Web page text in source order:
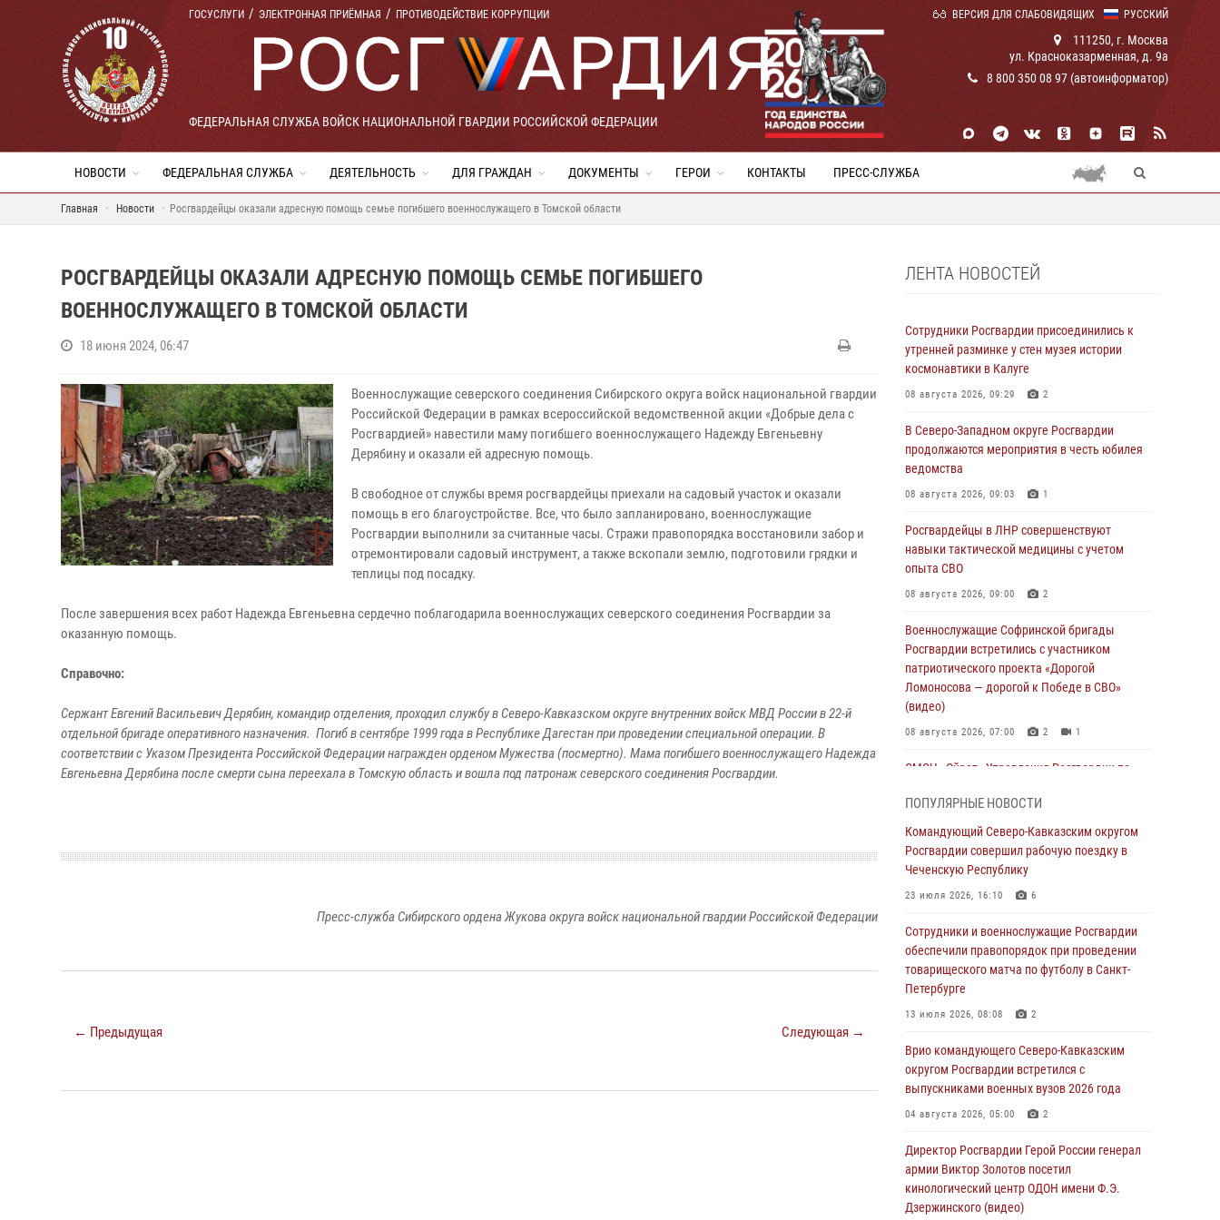
РУССКИЙ
ГОСУСЛУГИ ЭЛЕКТРОННАЯ ПРИЁМНАЯ ПРОТИВОДЕЙСТВИЕ КОРРУПЦИИ ВЕРСИЯ ДЛЯ СЛАБОВИДЯЩИХ
ФЕДЕРАЛЬНАЯ СЛУЖБА ВОЙСК НАЦИОНАЛЬНОЙ ГВАРДИИ РОССИЙСКОЙ ФЕДЕРАЦИИ
111250, г. Москва
ул. Красноказарменная, д. 9а
8 800 350 08 97 (автоинформатор)
НОВОСТИ ФЕДЕРАЛЬНАЯ СЛУЖБА ДЕЯТЕЛЬНОСТЬ ДЛЯ ГРАЖДАН ДОКУМЕНТЫ ГЕРОИ КОНТАКТЫ ПРЕСС-СЛУЖБА
Главная Новости Росгвардейцы оказали адресную помощь семье погибшего военнослужащего в Томской области
РОСГВАРДЕЙЦЫ ОКАЗАЛИ АДРЕСНУЮ ПОМОЩЬ СЕМЬЕ ПОГИБШЕГО
ВОЕННОСЛУЖАЩЕГО В ТОМСКОЙ ОБЛАСТИ
18 июня 2024, 06:47
Военнослужащие северского соединения Сибирского округа войск национальной гвардии
Российской Федерации в рамках всероссийской ведомственной акции «Добрые дела с
Росгвардией» навестили маму погибшего военнослужащего Надежду Евгеньевну
Дерябину и оказали ей адресную помощь.
В свободное от службы время росгвардейцы приехали на садовый участок и оказали
помощь в его благоустройстве. Все, что было запланировано, военнослужащие
Росгвардии выполнили за считанные часы. Стражи правопорядка восстановили забор и
отремонтировали садовый инструмент, а также вскопали землю, подготовили грядки и
теплицы под посадку.
После завершения всех работ Надежда Евгеньевна сердечно поблагодарила военнослужащих северского соединения Росгвардии за
оказанную помощь.
Справочно:
Сержант Евгений Васильевич Дерябин, командир отделения, проходил службу в Северо-Кавказском округе внутренних войск МВД России в 22-й
отдельной бригаде оперативного назначения. Погиб в сентябре 1999 года в Республике Дагестан при проведении специальной операции. В
соответствии с Указом Президента Российской Федерации награжден орденом Мужества (посмертно). Мама погибшего военнослужащего Надежда
Евгеньевна Дерябина после смерти сына переехала в Томскую область и вошла под патронаж северского соединения Росгвардии.
Пресс-служба Сибирского ордена Жукова округа войск национальной гвардии Российской Федерации
← Предыдущая Следующая →
ЛЕНТА НОВОСТЕЙ
Сотрудники Росгвардии присоединились к
утренней разминке у стен музея истории
космонавтики в Калуге
08 августа 2026, 09:29 2
В Северо-Западном округе Росгвардии
продолжаются мероприятия в честь юбилея
ведомства
08 августа 2026, 09:03 1
Росгвардейцы в ЛНР совершенствуют
навыки тактической медицины с учетом
опыта СВО
08 августа 2026, 09:00 2
Военнослужащие Софринской бригады
Росгвардии встретились с участником
патриотического проекта «Дорогой
Ломоносова — дорогой к Победе в СВО»
(видео)
08 августа 2026, 07:00 2 1
ОМОН «Ойрат» Управления Росгвардии по
Росгвардейцы обеспечили безопасность
«Поезда Победы» в Кузбассе
08 августа 2026, 07:00
В Кабардино-Балкарии сотрудники
Росгвардии провели турнир по настольному
теннису ко Дню физкультурника
08 августа 2026, 07:00
медикам и девушке с ограниченными
возможностями здоровья (видео)
08 августа 2026, 06:32 1
память товарища на тактическом турнире
(видео)
08 августа 2026, 06:15 9 1
ПОПУЛЯРНЫЕ НОВОСТИ
Командующий Северо-Кавказским округом
Росгвардии совершил рабочую поездку в
Чеченскую Республику
23 июля 2026, 16:10 6
Сотрудники и военнослужащие Росгвардии
обеспечили правопорядок при проведении
товарищеского матча по футболу в Санкт-
Петербурге
13 июля 2026, 08:08 2
Врио командующего Северо-Кавказским
округом Росгвардии встретился с
выпускниками военных вузов 2026 года
04 августа 2026, 05:00 2
Директор Росгвардии Герой России генерал
армии Виктор Золотов посетил
кинологический центр ОДОН имени Ф.Э.
Дзержинского (видео)